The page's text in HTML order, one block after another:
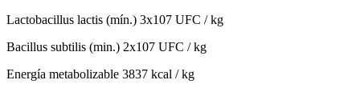
Lactobacillus lactis (mín.) 3x107 UFC / kg
Bacillus subtilis (min.) 2x107 UFC / kg
Energía metabolizable 3837 kcal / kg